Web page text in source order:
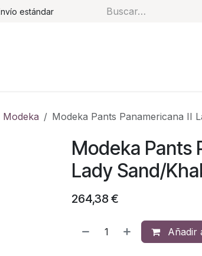
estándar
Modeka Modeka Pants Panamericana II
Modeka Pants
Lady Sand/
264,38€
Añadir